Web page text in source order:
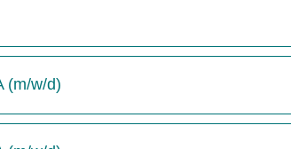
(m/w/d)